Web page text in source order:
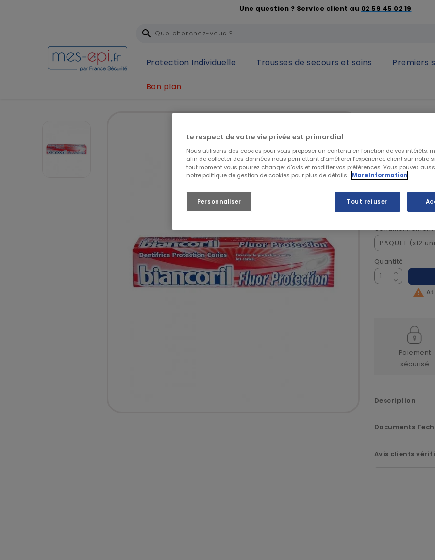
Une question ? Service client au 02 59 45 02 19
Protection Individuelle Trousses de secours et soins Premiers
Bon plan
Hygiène de la personne
16,68 €HT
Dentifrice au fluor
Voir la
Conditionnement
Quantité

Paiement
sécurisé
Description
Documents
Avis clients
Le respect de votre vie privée est primordial
Nous utilisons des cookies pour vous proposer un contenu en fonction de vos intérêts,
afin de collecter des données nous permettant d’améliorer l’expérience client sur notre
tout moment vous pourrez changer d’avis et modifier vos préférences. Vous pouvez
notre politique de gestion de cookies pour plus de détails. More Information
Personnaliser Tout refuser